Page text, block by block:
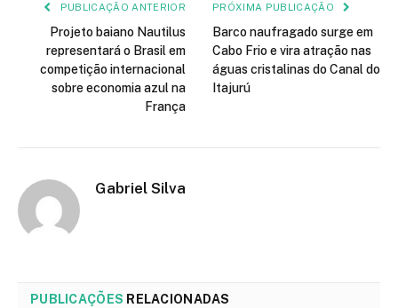
PUBLICAÇÃO ANTERIOR
Projeto baiano Nautilus
representará o Brasil em
competição internacional
sobre economia azul na
França
PRÓXIMA PUBLICAÇÃO
Barco naufragado surge em
Cabo Frio e vira atração nas
águas cristalinas do Canal do
Itajurú
Gabriel Silva
PUBLICAÇÕES RELACIONADAS